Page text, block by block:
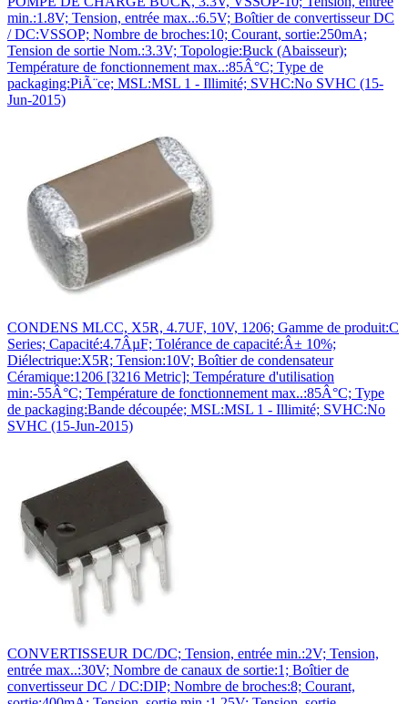
min.:1.8V; Tension, entrée max..:6.5V; Boîtier de convertisseur DC
/ DC:VSSOP; Nombre de broches:10; Courant, sortie:250mA;
Tension de sortie Nom.:3.3V; Topologie:Buck (Abaisseur);
Température de fonctionnement max..:85Â°C; Type de
packaging:PiÃ¨ce; MSL:MSL 1 - Illimité; SVHC:No SVHC (15-
Jun-2015)
CONDENS MLCC, X5R, 4.7UF, 10V, 1206; Gamme de produit:C
Series; Capacité:4.7ÂµF; Tolérance de capacité:Â± 10%;
Diélectrique:X5R; Tension:10V; Boîtier de condensateur
Céramique:1206 [3216 Metric]; Température d'utilisation
min:-55Â°C; Température de fonctionnement max..:85Â°C; Type
de packaging:Bande découpée; MSL:MSL 1 - Illimité; SVHC:No
SVHC (15-Jun-2015)
CONVERTISSEUR DC/DC; Tension, entrée min.:2V; Tension,
entrée max..:30V; Nombre de canaux de sortie:1; Boîtier de
convertisseur DC / DC:DIP; Nombre de broches:8; Courant,